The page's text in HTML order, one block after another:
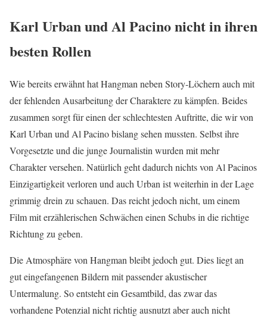
Karl Urban und Al Pacino nicht in ihren
besten Rollen
Wie bereits erwähnt hat Hangman neben Story-Löchern auch mit
der fehlenden Ausarbeitung der Charaktere zu kämpfen. Beides
zusammen sorgt für einen der schlechtesten Auftritte, die wir von
Karl Urban und Al Pacino bislang sehen mussten. Selbst ihre
Vorgesetzte und die junge Journalistin wurden mit mehr
Charakter versehen. Natürlich geht dadurch nichts von Al Pacinos
Einzigartigkeit verloren und auch Urban ist weiterhin in der Lage
grimmig drein zu schauen. Das reicht jedoch nicht, um einem
Film mit erzählerischen Schwächen einen Schubs in die richtige
Richtung zu geben.
Die Atmosphäre von Hangman bleibt jedoch gut. Dies liegt an
gut eingefangenen Bildern mit passender akustischer
Untermalung. So entsteht ein Gesamtbild, das zwar das
vorhandene Potenzial nicht richtig ausnutzt aber auch nicht